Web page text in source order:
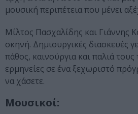
μουσική περιπέτεια που μένει
Μίλτος Πασχαλίδης και Γιάννης
σκηνή. Δημιουργικές διασκευές
πάθος, καινούργια και παλιά τους
ερμηνείες σε ένα ξεχωριστό
να χάσετε.
Μουσικοί: